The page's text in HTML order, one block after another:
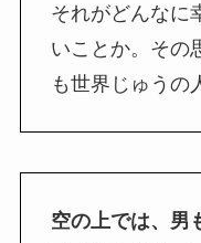
それがどんなに
いことか。その
も世界じゅうの
空の上では、男